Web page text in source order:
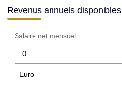
NOTRE
Revenus annuels disponibles
Salaire net mensuel
Euro